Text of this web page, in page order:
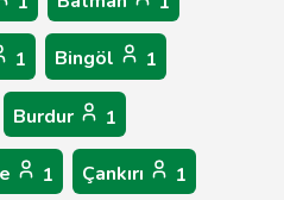
1 Bingöl 1
Burdur 1
1 Çankırı 1